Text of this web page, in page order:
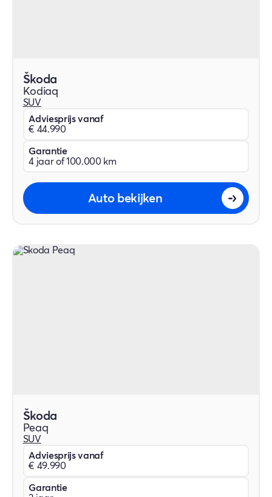
Škoda
Kodiaq
SUV
Adviesprijs vanaf
€ 44.990
Garantie
4 jaar of 100.000 km
Auto bekijken
Škoda
Peaq
SUV
Adviesprijs vanaf
€ 49.990
Garantie